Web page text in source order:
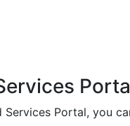
Services Portal, you